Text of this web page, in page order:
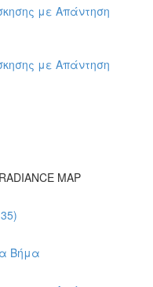
με Απάντηση
με Απάντηση
MAP
Βήμα